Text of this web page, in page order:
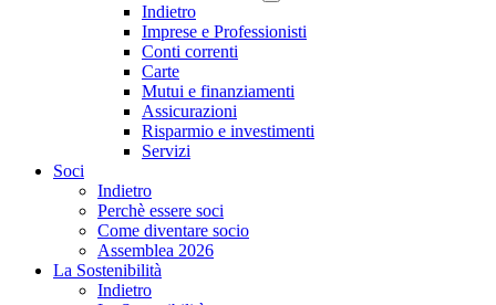
Indietro
Imprese e Professionisti
Conti correnti
Carte
Mutui e finanziamenti
Assicurazioni
Risparmio e investimenti
Servizi
Soci
Indietro
Perchè essere soci
Come diventare socio
Assemblea 2026
La Sostenibilità
Indietro